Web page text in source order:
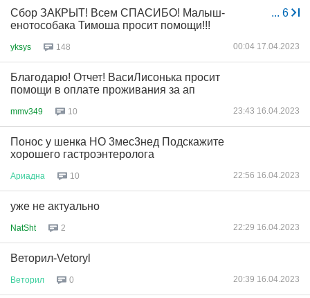
... 6
Сбор ЗАКРЫТ! Всем СПАСИБО! Малыш-
енотособака Тимоша просит помощи!!!
yksys 148 00:04 17.04.2023
Благодарю! Отчет! ВасиЛисонька просит
помощи в оплате проживания за ап
mmv349 10 23:43 16.04.2023
Понос у шенка НО 3мес3нед Подскажите
хорошего гастроэнтеролога
Ариадна 10 22:56 16.04.2023
уже не актуально
NatSht 2 22:29 16.04.2023
Веторил-Vetoryl
Веторил 0 20:39 16.04.2023